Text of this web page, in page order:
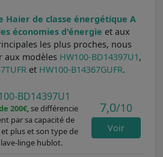
Haier de classe énergétique A
économies d'énergie et aux
les plus proches, nous
aux modèles HW100-BD14397U1 ,
et HW100-B14367GUFR.
BD14397U1
200€, se différencie
par sa capacité de
plus et son type de
linge hublot.
7,0/10
Voir